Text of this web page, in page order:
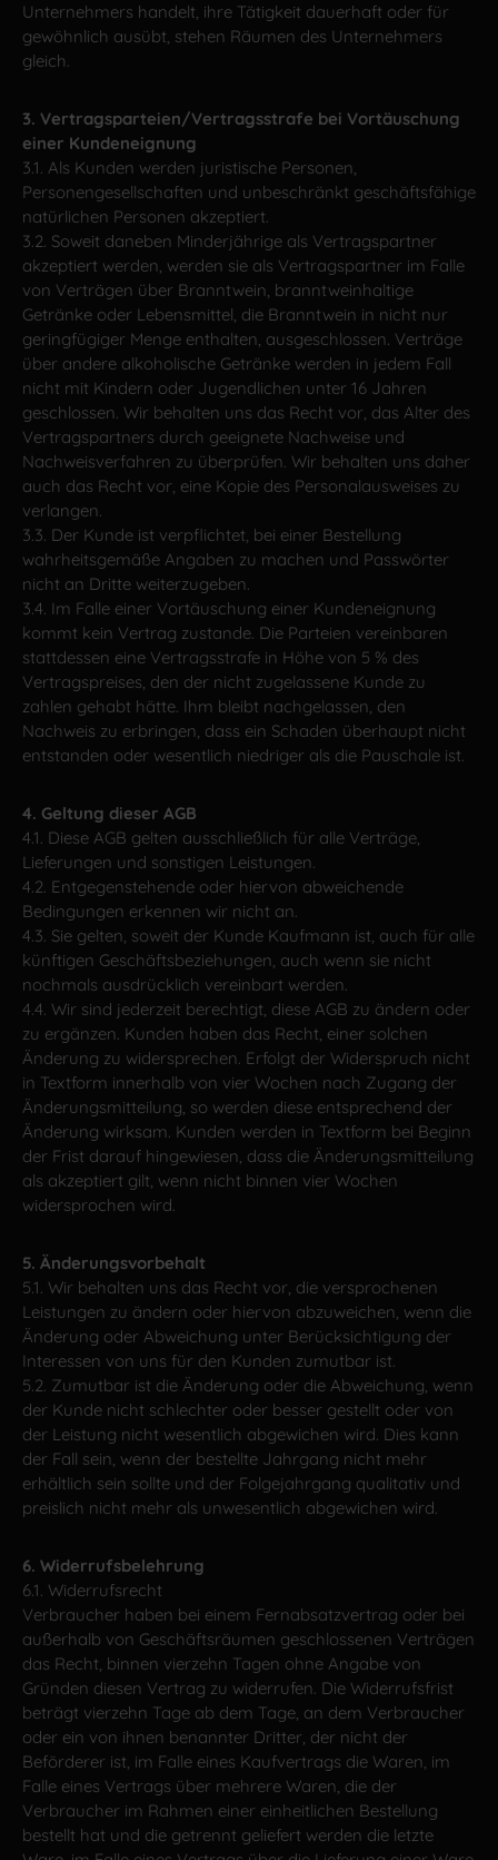
Unternehmers handelt, ihre Tätigkeit dauerhaft oder für
gewöhnlich ausübt, stehen Räumen des Unternehmers
gleich.
3. Vertragsparteien/Vertragsstrafe bei Vortäuschung
einer Kundeneignung
3.1. Als Kunden werden juristische Personen,
Personengesellschaften und unbeschränkt geschäftsfähige
natürlichen Personen akzeptiert.
3.2. Soweit daneben Minderjährige als Vertragspartner
akzeptiert werden, werden sie als Vertragspartner im Falle
von Verträgen über Branntwein, branntweinhaltige
Getränke oder Lebensmittel, die Branntwein in nicht nur
geringfügiger Menge enthalten, ausgeschlossen. Verträge
über andere alkoholische Getränke werden in jedem Fall
nicht mit Kindern oder Jugendlichen unter 16 Jahren
geschlossen. Wir behalten uns das Recht vor, das Alter des
Vertragspartners durch geeignete Nachweise und
Nachweisverfahren zu überprüfen. Wir behalten uns daher
auch das Recht vor, eine Kopie des Personalausweises zu
verlangen.
3.3. Der Kunde ist verpflichtet, bei einer Bestellung
wahrheitsgemäße Angaben zu machen und Passwörter
nicht an Dritte weiterzugeben.
3.4. Im Falle einer Vortäuschung einer Kundeneignung
kommt kein Vertrag zustande. Die Parteien vereinbaren
stattdessen eine Vertragsstrafe in Höhe von 5 % des
Vertragspreises, den der nicht zugelassene Kunde zu
zahlen gehabt hätte. Ihm bleibt nachgelassen, den
Nachweis zu erbringen, dass ein Schaden überhaupt nicht
entstanden oder wesentlich niedriger als die Pauschale ist.
4. Geltung dieser AGB
4.1. Diese AGB gelten ausschließlich für alle Verträge,
Lieferungen und sonstigen Leistungen.
4.2. Entgegenstehende oder hiervon abweichende
Bedingungen erkennen wir nicht an.
4.3. Sie gelten, soweit der Kunde Kaufmann ist, auch für alle
künftigen Geschäftsbeziehungen, auch wenn sie nicht
nochmals ausdrücklich vereinbart werden.
4.4. Wir sind jederzeit berechtigt, diese AGB zu ändern oder
zu ergänzen. Kunden haben das Recht, einer solchen
Änderung zu widersprechen. Erfolgt der Widerspruch nicht
in Textform innerhalb von vier Wochen nach Zugang der
Änderungsmitteilung, so werden diese entsprechend der
Änderung wirksam. Kunden werden in Textform bei Beginn
der Frist darauf hingewiesen, dass die Änderungsmitteilung
als akzeptiert gilt, wenn nicht binnen vier Wochen
widersprochen wird.
5. Änderungsvorbehalt
5.1. Wir behalten uns das Recht vor, die versprochenen
Leistungen zu ändern oder hiervon abzuweichen, wenn die
Änderung oder Abweichung unter Berücksichtigung der
Interessen von uns für den Kunden zumutbar ist.
5.2. Zumutbar ist die Änderung oder die Abweichung, wenn
der Kunde nicht schlechter oder besser gestellt oder von
der Leistung nicht wesentlich abgewichen wird. Dies kann
der Fall sein, wenn der bestellte Jahrgang nicht mehr
erhältlich sein sollte und der Folgejahrgang qualitativ und
preislich nicht mehr als unwesentlich abgewichen wird.
6. Widerrufsbelehrung
6.1. Widerrufsrecht
Verbraucher haben bei einem Fernabsatzvertrag oder bei
außerhalb von Geschäftsräumen geschlossenen Verträgen
das Recht, binnen vierzehn Tagen ohne Angabe von
Gründen diesen Vertrag zu widerrufen. Die Widerrufsfrist
beträgt vierzehn Tage ab dem Tage, an dem Verbraucher
oder ein von ihnen benannter Dritter, der nicht der
Beförderer ist, im Falle eines Kaufvertrags die Waren, im
Falle eines Vertrags über mehrere Waren, die der
Verbraucher im Rahmen einer einheitlichen Bestellung
bestellt hat und die getrennt geliefert werden die letzte